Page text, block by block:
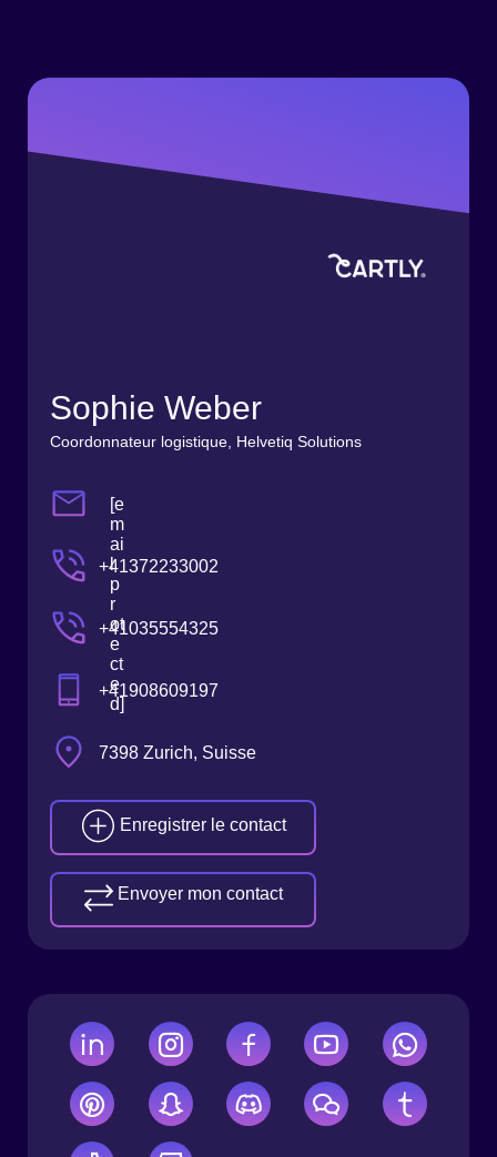
Sophie Weber
Coordonnateur logistique, Helvetiq Solutions
[e
m
ai
l
p
r
ot
e
ct
e
d]
+41372233002
+41035554325
+41908609197
7398 Zurich, Suisse
Enregistrer le contact
Envoyer mon contact